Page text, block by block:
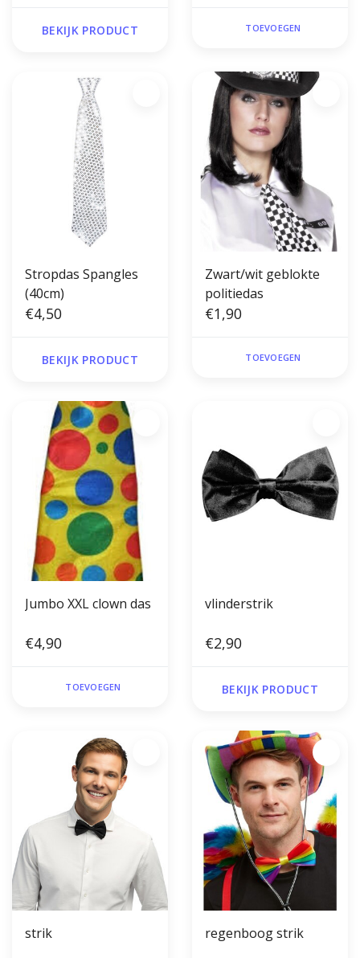
BEKIJK PRODUCT TOEVOEGEN
Stropdas Spangles
(40cm)
€4,50
BEKIJK PRODUCT
Zwart/wit geblokte
politiedas
€1,90
TOEVOEGEN
Jumbo XXL clown das
€4,90
TOEVOEGEN
vlinderstrik
€2,90
BEKIJK PRODUCT
strik regenboog strik